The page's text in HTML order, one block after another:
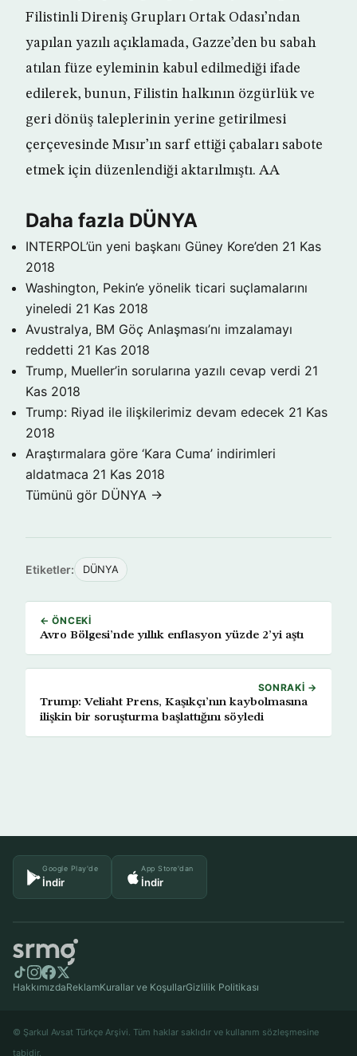
Filistinli Direniş Grupları Ortak Odası’ndan
yapılan yazılı açıklamada, Gazze’den bu sabah
atılan füze eyleminin kabul edilmediği ifade
edilerek, bunun, Filistin halkının özgürlük ve
geri dönüş taleplerinin yerine getirilmesi
çerçevesinde Mısır’ın sarf ettiği çabaları sabote
etmek için düzenlendiği aktarılmıştı. AA
Daha fazla DÜNYA
INTERPOL’ün yeni başkanı Güney Kore’den 21 Kas
2018
Washington, Pekin’e yönelik ticari suçlamalarını
yineledi 21 Kas 2018
Avustralya, BM Göç Anlaşması’nı imzalamayı
reddetti 21 Kas 2018
Trump, Mueller’in sorularına yazılı cevap verdi 21
Kas 2018
Trump: Riyad ile ilişkilerimiz devam edecek 21 Kas
2018
Araştırmalara göre ‘Kara Cuma’ indirimleri
aldatmaca 21 Kas 2018
Tümünü gör DÜNYA →
Etiketler: DÜNYA
← ÖNCEKI
Avro Bölgesi’nde yıllık enflasyon yüzde 2’yi aştı
SONRAKI →
Trump: Veliaht Prens, Kaşıkçı’nın kaybolmasına
ilişkin bir soruşturma başlattığını söyledi
Google Play'de
İndir
App Store'dan
İndir
HakkımızdaReklamKurallar ve KoşullarGizlilik Politikası
© Şarkul Avsat Türkçe Arşivi. Tüm haklar saklıdır ve kullanım sözleşmesine
tabidir.